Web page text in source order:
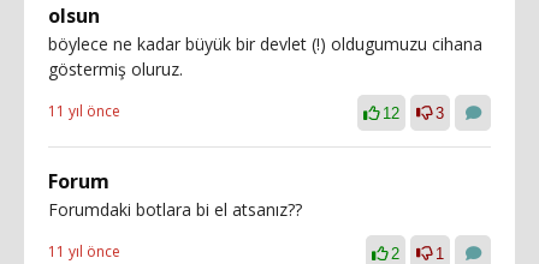
olsun
böylece ne kadar büyük bir devlet (!) oldugumuzu cihana
göstermiş oluruz.
11 yıl önce 12 3
Forum
Forumdaki botlara bi el atsanız??
11 yıl önce 2 1